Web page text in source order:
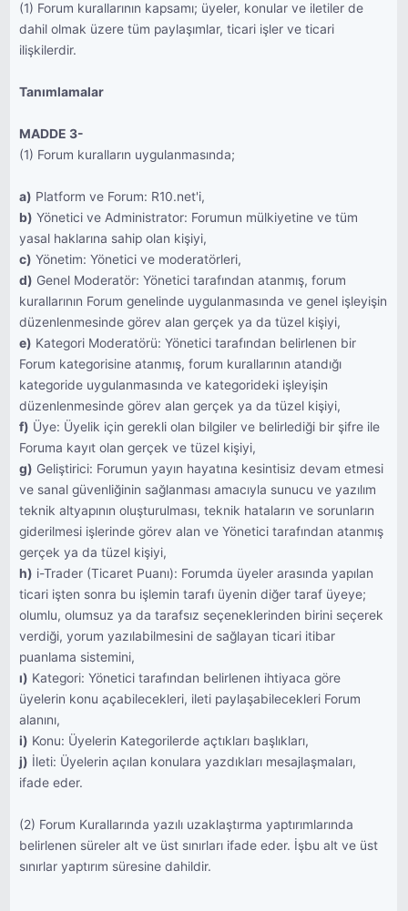
(1) Forum kurallarının kapsamı; üyeler, konular ve iletiler de
dahil olmak üzere tüm paylaşımlar, ticari işler ve ticari
ilişkilerdir.
Tanımlamalar
MADDE 3-
(1) Forum kuralların uygulanmasında;
a) Platform ve Forum: R10.net'i,
b) Yönetici ve Administrator: Forumun mülkiyetine ve tüm
yasal haklarına sahip olan kişiyi,
c) Yönetim: Yönetici ve moderatörleri,
d) Genel Moderatör: Yönetici tarafından atanmış, forum
kurallarının Forum genelinde uygulanmasında ve genel işleyişin
düzenlenmesinde görev alan gerçek ya da tüzel kişiyi,
e) Kategori Moderatörü: Yönetici tarafından belirlenen bir
Forum kategorisine atanmış, forum kurallarının atandığı
kategoride uygulanmasında ve kategorideki işleyişin
düzenlenmesinde görev alan gerçek ya da tüzel kişiyi,
f) Üye: Üyelik için gerekli olan bilgiler ve belirlediği bir şifre ile
Foruma kayıt olan gerçek ve tüzel kişiyi,
g) Geliştirici: Forumun yayın hayatına kesintisiz devam etmesi
ve sanal güvenliğinin sağlanması amacıyla sunucu ve yazılım
teknik altyapının oluşturulması, teknik hataların ve sorunların
giderilmesi işlerinde görev alan ve Yönetici tarafından atanmış
gerçek ya da tüzel kişiyi,
h) i-Trader (Ticaret Puanı): Forumda üyeler arasında yapılan
ticari işten sonra bu işlemin tarafı üyenin diğer taraf üyeye;
olumlu, olumsuz ya da tarafsız seçeneklerinden birini seçerek
verdiği, yorum yazılabilmesini de sağlayan ticari itibar
puanlama sistemini,
ı) Kategori: Yönetici tarafından belirlenen ihtiyaca göre
üyelerin konu açabilecekleri, ileti paylaşabilecekleri Forum
alanını,
i) Konu: Üyelerin Kategorilerde açtıkları başlıkları,
j) İleti: Üyelerin açılan konulara yazdıkları mesajlaşmaları,
ifade eder.
(2) Forum Kurallarında yazılı uzaklaştırma yaptırımlarında
belirlenen süreler alt ve üst sınırları ifade eder. İşbu alt ve üst
sınırlar yaptırım süresine dahildir.